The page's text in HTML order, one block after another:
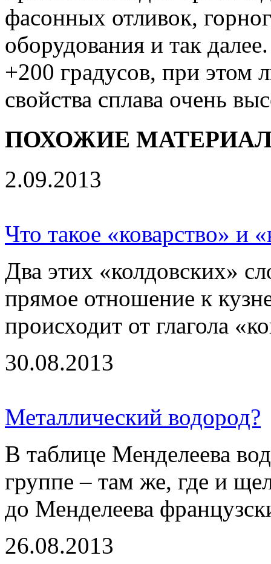
фасонных отливок,
оборудования и так
+200 градусов, при этом
свойства сплава очень
ПОХОЖИЕ
2.09.2013
Что такое «коварство» и
Два этих «колдовских»
прямое отношение к
происходит от глагола
30.08.2013
Металлический водород?
В таблице Менделеева
группе – там же, где и
до Менделеева
26.08.2013